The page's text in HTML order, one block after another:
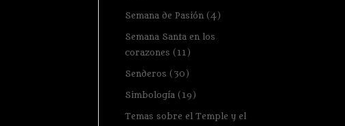
Semana de Pasión (4)
Semana Santa en los
corazones (11)
Senderos (30)
Simbología (19)
Temas sobre el Temple y el